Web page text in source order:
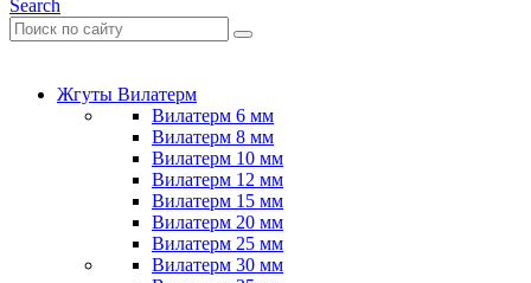
Search
Жгуты Вилатерм
Вилатерм 6 мм
Вилатерм 8 мм
Вилатерм 10 мм
Вилатерм 12 мм
Вилатерм 15 мм
Вилатерм 20 мм
Вилатерм 25 мм
Вилатерм 30 мм